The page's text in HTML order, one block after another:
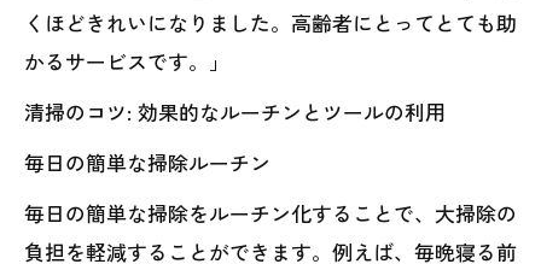
くほどきれいになりました。高齢者にとってとても助
かるサービスです。」
清掃のコツ: 効果的なルーチンとツールの利用
毎日の簡単な掃除ルーチン
毎日の簡単な掃除をルーチン化することで、大掃除の
負担を軽減することができます。例えば、毎晩寝る前